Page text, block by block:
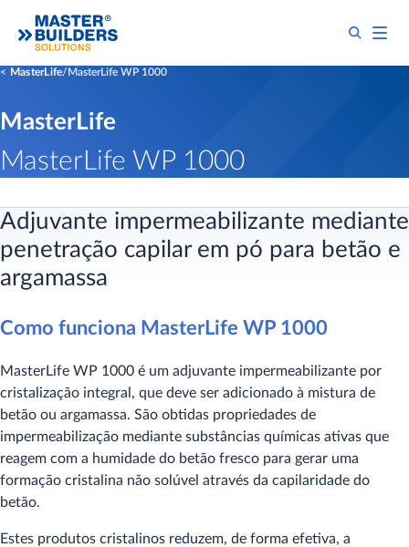
MasterLife MasterLife WP 1000
MasterLife
MasterLife WP 1000
Adjuvante impermeabilizante mediante
penetração capilar em pó para betão e
argamassa
Como funciona MasterLife WP 1000
MasterLife WP 1000 é um adjuvante impermeabilizante por
cristalização integral, que deve ser adicionado à mistura de
betão ou argamassa. São obtidas propriedades de
impermeabilização mediante substâncias químicas ativas que
reagem com a humidade do betão fresco para gerar uma
formação cristalina não solúvel através da capilaridade do
betão.
Estes produtos cristalinos reduzem, de forma efetiva, a